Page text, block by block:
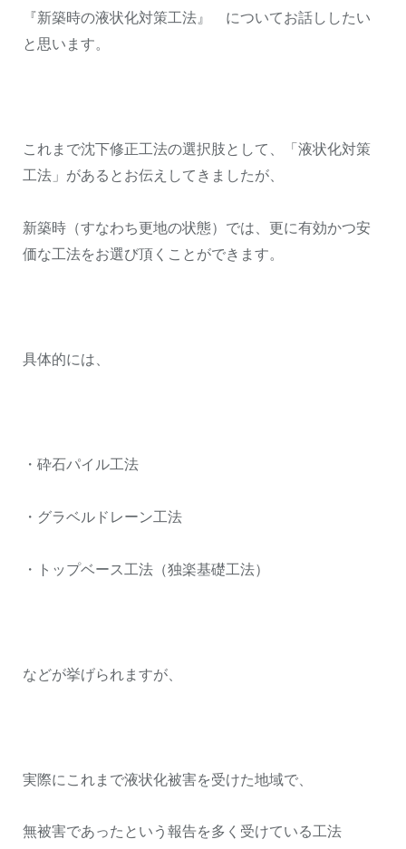
『新築時の液状化対策工法』 についてお話ししたい
と思います。
これまで沈下修正工法の選択肢として、「液状化対策
工法」があるとお伝えしてきましたが、
新築時（すなわち更地の状態）では、更に有効かつ安
価な工法をお選び頂くことができます。
具体的には、
・砕石パイル工法
・グラベルドレーン工法
・トップベース工法（独楽基礎工法）
などが挙げられますが、
実際にこれまで液状化被害を受けた地域で、
無被害であったという報告を多く受けている工法